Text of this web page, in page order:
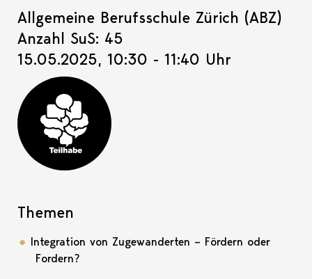
Allgemeine Berufsschule Zürich (ABZ)
Anzahl SuS: 45
15.05.2025, 10:30 - 11:40 Uhr
Teilhabe-Projekt
Themen
Integration von Zugewanderten – Fördern oder
Fordern?